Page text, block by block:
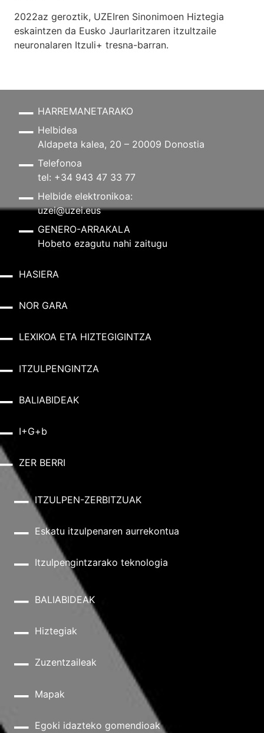
2022az geroztik, UZEIren Sinonimoen Hiztegia
eskaintzen da Eusko Jaurlaritzaren itzultzaile
neuronalaren Itzuli+ tresna-barran.
HARREMANETARAKO
Helbidea
Aldapeta kalea, 20 – 20009 Donostia
Telefonoa
tel: +34 943 47 33 77
Helbide elektronikoa:
uzei@uzei.eus
GENERO-ARRAKALA
Hobeto ezagutu nahi zaitugu
HASIERA
NOR GARA
LEXIKOA ETA HIZTEGIGINTZA
ITZULPENGINTZA
BALIABIDEAK
I+G+b
ZER BERRI
ITZULPEN-ZERBITZUAK
Eskatu itzulpenaren aurrekontua
Itzulpengintzarako teknologia
BALIABIDEAK
Hiztegiak
Zuzentzaileak
Mapak
Egoki idazteko gomendioak